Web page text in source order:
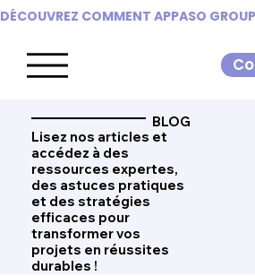
DÉCOUVREZ COMMENT APPASO
BLOG
Lisez nos articles et
accédez à des
ressources expertes,
des astuces pratiques
et des stratégies
efficaces pour
transformer vos
projets en réussites
durables !